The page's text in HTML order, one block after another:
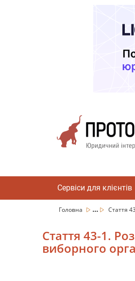
Сервіси для клієнтів
Головна ... Стаття
Стаття 43-1.
виборного